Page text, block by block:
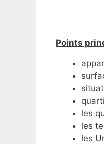
Points
les
les
les